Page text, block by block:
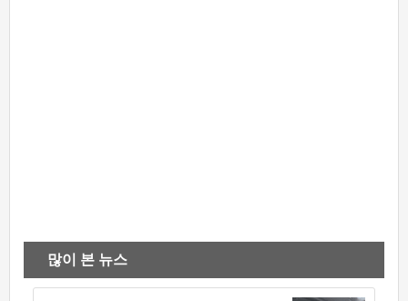
많이 본 뉴스